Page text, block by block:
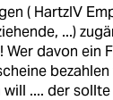
( HartzIV
...)
Wer davon ein
.... der